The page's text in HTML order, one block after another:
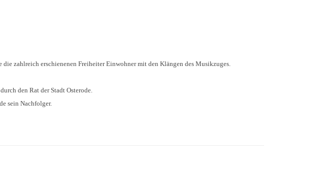
zahlreich erschienenen Freiheiter Einwohner mit den Klängen des Musikzuges.
den Rat der Stadt Osterode.
sein Nachfolger.